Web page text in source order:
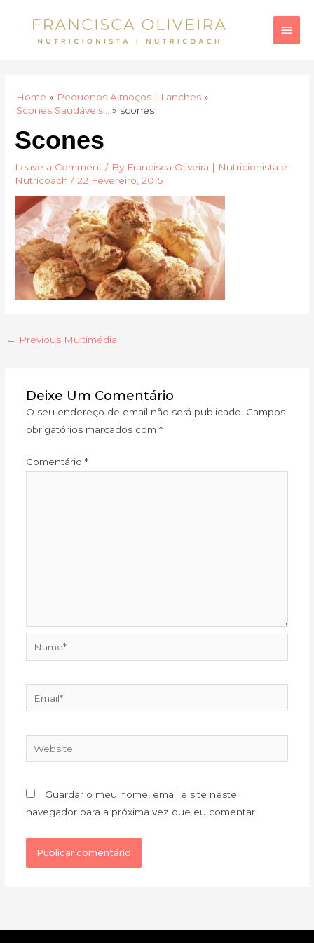
Home
Pequenos Almoços | Lanches
Scones Saudáveis…
scones
Scones
Leave a Comment / By Francisca Oliveira | Nutricionista e
Nutricoach/22 Fevereiro, 2015
← Previous Multimédia
Deixe Um Comentário
O seu endereço de email não será publicado. Campos
obrigatórios marcados com *
Comentário *
Website
Guardar o meu nome, email e site neste
navegador para a próxima vez que eu comentar.